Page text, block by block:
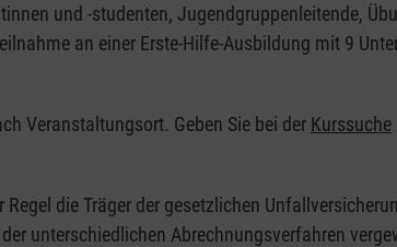
und -studenten, Jugendgruppenleitende,
an einer Erste-Hilfe-Ausbildung mit 9
Veranstaltungsort. Geben Sie bei der Kurssuche
die Träger der gesetzlichen
unterschiedlichen Abrechnungsverfahren